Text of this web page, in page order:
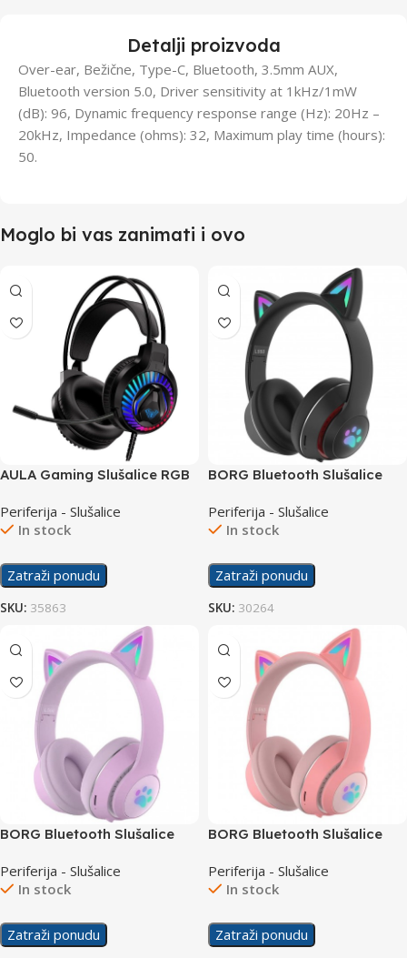
Detalji proizvoda
Over-ear, Bežične, Type-C, Bluetooth, 3.5mm AUX,
Bluetooth version 5.0, Driver sensitivity at 1kHz/1mW
(dB): 96, Dynamic frequency response range (Hz): 20Hz –
20kHz, Impedance (ohms): 32, Maximum play time (hours):
50.
Moglo bi vas zanimati i ovo
AULA Gaming Slušalice RGB
Periferija - Slušalice
In stock
Zatraži ponudu
SKU: 35863
BORG Bluetooth Slušalice
Periferija - Slušalice
In stock
Zatraži ponudu
SKU: 30264
BORG Bluetooth Slušalice
Periferija - Slušalice
In stock
Zatraži ponudu
BORG Bluetooth Slušalice
Periferija - Slušalice
In stock
Zatraži ponudu